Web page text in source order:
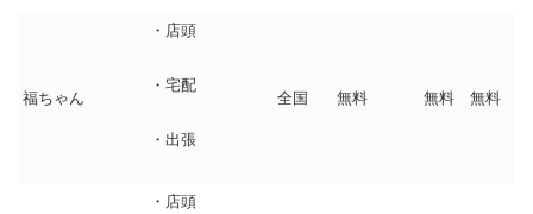
福ちゃん
・店頭
・宅配
・出張
全国 無料 無料 無料
・店頭